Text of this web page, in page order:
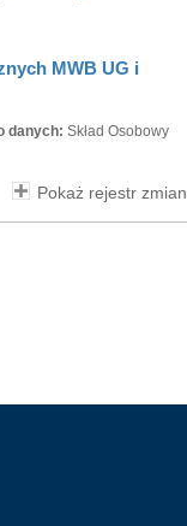
MWB UG i
danych: Skład Osobowy
Pokaż rejestr zmian